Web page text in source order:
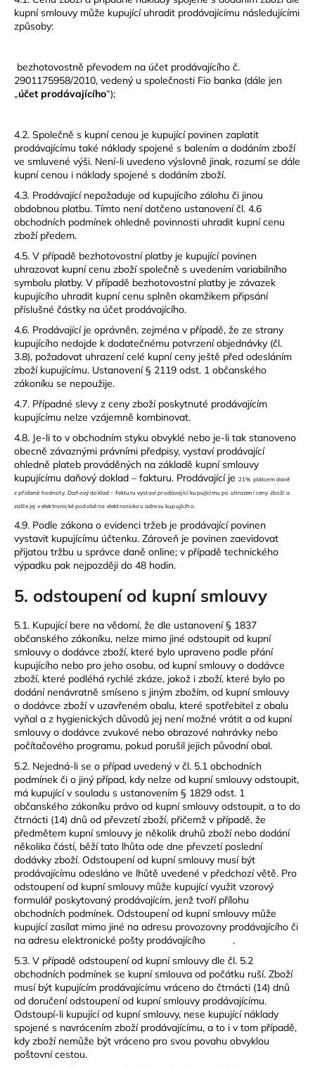
kupní smlouvy může kupující uhradit prodávajícímu následujícími
způsoby:
bezhotovostně převodem na účet prodávajícího č.
2901175958/2010, vedený u společnosti Fio banka (dále jen
„účet prodávajícího“);
4.2. Společně s kupní cenou je kupující povinen zaplatit
prodávajícímu také náklady spojené s balením a dodáním zboží
ve smluvené výši. Není-li uvedeno výslovně jinak, rozumí se dále
kupní cenou i náklady spojené s dodáním zboží.
4.3. Prodávající nepožaduje od kupujícího zálohu či jinou
obdobnou platbu. Tímto není dotčeno ustanovení čl. 4.6
obchodních podmínek ohledně povinnosti uhradit kupní cenu
zboží předem.
4.5. V případě bezhotovostní platby je kupující povinen
uhrazovat kupní cenu zboží společně s uvedením variabilního
symbolu platby. V případě bezhotovostní platby je závazek
kupujícího uhradit kupní cenu splněn okamžikem připsání
příslušné částky na účet prodávajícího.
4.6. Prodávající je oprávněn, zejména v případě, že ze strany
kupujícího nedojde k dodatečnému potvrzení objednávky (čl.
3.8), požadovat uhrazení celé kupní ceny ještě před odesláním
zboží kupujícímu. Ustanovení § 2119 odst. 1 občanského
zákoníku se nepoužije.
4.7. Případné slevy z ceny zboží poskytnuté prodávajícím
kupujícímu nelze vzájemně kombinovat.
4.8. Je-li to v obchodním styku obvyklé nebo je-li tak stanoveno
obecně závaznými právními předpisy, vystaví prodávající
ohledně plateb prováděných na základě kupní smlouvy
kupujícímu daňový doklad – fakturu. Prodávající je 21% plátcem daně
z přidané hodnoty. Daňový doklad – fakturu vystaví prodávající kupujícímu po uhrazení ceny zboží a
zašle jej v elektronické podobě na elektronickou adresu kupujícího.
4.9. Podle zákona o evidenci tržeb je prodávající povinen
vystavit kupujícímu účtenku. Zároveň je povinen zaevidovat
přijatou tržbu u správce daně online; v případě technického
výpadku pak nejpozději do 48 hodin.
5. odstoupení od kupní smlouvy
5.1. Kupující bere na vědomí, že dle ustanovení § 1837
občanského zákoníku, nelze mimo jiné odstoupit od kupní
smlouvy o dodávce zboží, které bylo upraveno podle přání
kupujícího nebo pro jeho osobu, od kupní smlouvy o dodávce
zboží, které podléhá rychlé zkáze, jakož i zboží, které bylo po
dodání nenávratně smíseno s jiným zbožím, od kupní smlouvy
o dodávce zboží v uzavřeném obalu, které spotřebitel z obalu
vyňal a z hygienických důvodů jej není možné vrátit a od kupní
smlouvy o dodávce zvukové nebo obrazové nahrávky nebo
počítačového programu, pokud porušil jejich původní obal.
5.2. Nejedná-li se o případ uvedený v čl. 5.1 obchodních
podmínek či o jiný případ, kdy nelze od kupní smlouvy odstoupit,
má kupující v souladu s ustanovením § 1829 odst. 1
občanského zákoníku právo od kupní smlouvy odstoupit, a to do
čtrnácti (14) dnů od převzetí zboží, přičemž v případě, že
předmětem kupní smlouvy je několik druhů zboží nebo dodání
několika částí, běží tato lhůta ode dne převzetí poslední
dodávky zboží. Odstoupení od kupní smlouvy musí být
prodávajícímu odesláno ve lhůtě uvedené v předchozí větě. Pro
odstoupení od kupní smlouvy může kupující využit vzorový
formulář poskytovaný prodávajícím, jenž tvoří přílohu
obchodních podmínek. Odstoupení od kupní smlouvy může
kupující zasílat mimo jiné na adresu provozovny prodávajícího či
na adresu elektronické pošty prodávajícího .
5.3. V případě odstoupení od kupní smlouvy dle čl. 5.2
obchodních podmínek se kupní smlouva od počátku ruší. Zboží
musí být kupujícím prodávajícímu vráceno do čtrnácti (14) dnů
od doručení odstoupení od kupní smlouvy prodávajícímu.
Odstoupí-li kupující od kupní smlouvy, nese kupující náklady
spojené s navrácením zboží prodávajícímu, a to i v tom případě,
kdy zboží nemůže být vráceno pro svou povahu obvyklou
poštovní cestou.